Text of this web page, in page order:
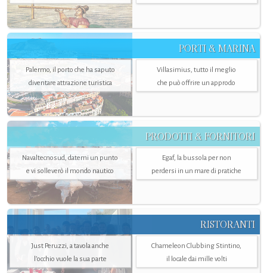
PORTI & MARINA
Palermo, il porto che ha saputo
diventare attrazione turistica
Villasimius, tutto il meglio
che può offrire un approdo
PRODOTTI & FORNITORI
Navaltecnosud, datemi un punto
e vi solleverò il mondo nautico
Egaf, la bussola per non
perdersi in un mare di pratiche
RISTORANTI
Just Peruzzi, a tavola anche
l’occhio vuole la sua parte
Chameleon Clubbing Stintino,
il locale dai mille volti